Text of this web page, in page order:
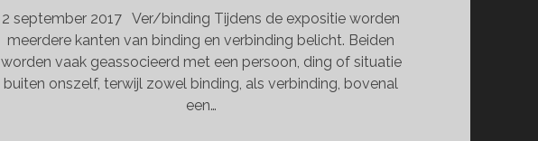
2 september 2017 Ver/binding Tijdens de expositie worden
meerdere kanten van binding en verbinding belicht. Beiden
worden vaak geassocieerd met een persoon, ding of situatie
buiten onszelf, terwijl zowel binding, als verbinding, bovenal
een…